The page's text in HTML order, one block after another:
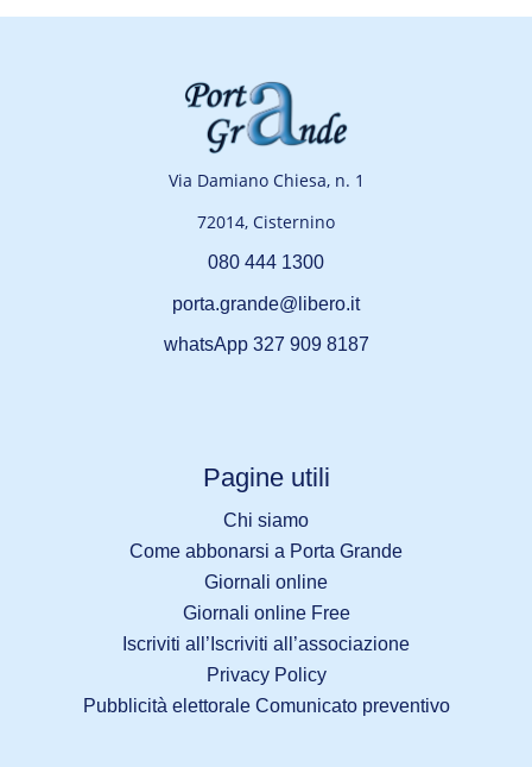
Via Damiano Chiesa, n. 1
72014, Cisternino
080 444 1300
porta.grande@libero.it
whatsApp 327 909 8187
Pagine utili
Chi siamo
Come abbonarsi a Porta Grande
Giornali online
Giornali online Free
Iscriviti all’Iscriviti all’associazione
Privacy Policy
Pubblicità elettorale Comunicato preventivo